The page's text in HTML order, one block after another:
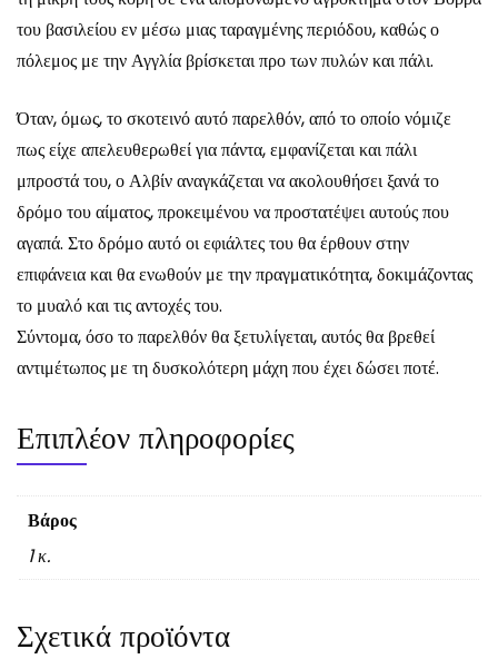
του βασιλείου εν μέσω μιας ταραγμένης περιόδου, καθώς ο
πόλεμος με την Αγγλία βρίσκεται προ των πυλών και πάλι.
Όταν, όμως, το σκοτεινό αυτό παρελθόν, από το οποίο νόμιζε
πως είχε απελευθερωθεί για πάντα, εμφανίζεται και πάλι
μπροστά του, ο Αλβίν αναγκάζεται να ακολουθήσει ξανά το
δρόμο του αίματος, προκειμένου να προστατέψει αυτούς που
αγαπά. Στο δρόμο αυτό οι εφιάλτες του θα έρθουν στην
επιφάνεια και θα ενωθούν με την πραγματικότητα, δοκιμάζοντας
το μυαλό και τις αντοχές του.
Σύντομα, όσο το παρελθόν θα ξετυλίγεται, αυτός θα βρεθεί
αντιμέτωπος με τη δυσκολότερη μάχη που έχει δώσει ποτέ.
Επιπλέον πληροφορίες
Βάρος
1 κ.
Σχετικά προϊόντα